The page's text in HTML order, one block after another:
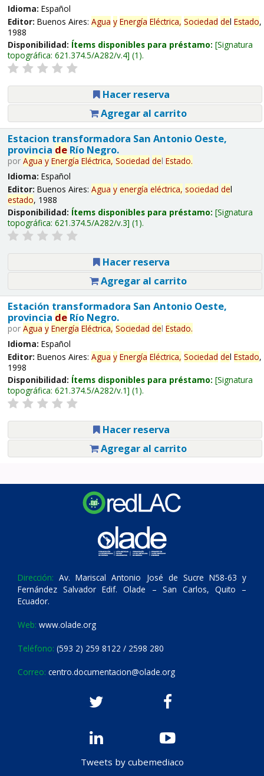
Idioma: Español
Editor: Buenos Aires: Agua y Energía Eléctrica, Sociedad del Estado,
1988
Disponibilidad: Ítems disponibles para préstamo: Signatura
topográfica: 621.374.5/A282/v.4 (1).
Hacer reserva
Agregar al carrito
Estacion transformadora San Antonio Oeste,
provincia deRío Negro.
por Agua y Energía Eléctrica, Sociedad del Estado.
Idioma: Español
Editor: Buenos Aires: Agua y energía eléctrica, sociedad del
estado, 1988
Disponibilidad: Ítems disponibles para préstamo: Signatura
topográfica: 621.374.5/A282/v.3 (1).
Hacer reserva
Agregar al carrito
Estación transformadora San Antonio Oeste,
provincia deRío Negro.
por Agua y Energía Eléctrica, Sociedad del Estado.
Idioma: Español
Editor: Buenos Aires: Agua y Energía Eléctrica, Sociedad del Estado,
1998
Disponibilidad: Ítems disponibles para préstamo: Signatura
topográfica: 621.374.5/A282/v.1 (1).
Hacer reserva
Agregar al carrito
Dirección: Av. Mariscal Antonio José de Sucre N58-63 y
Fernández Salvador Edif. Olade – San Carlos, Quito –
Ecuador.
Web: www.olade.org
Teléfono: (593 2) 259 8122 / 2598 280
Correo: centro.documentacion@olade.org
Tweets by cubemediaco